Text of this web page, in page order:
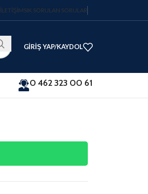
İLETIŞIMSIK SORULAN SORULAR
GIRIŞ YAP/KAYDOL
0 462 323 00 61